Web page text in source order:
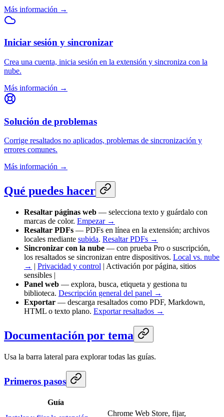
Más información →
Iniciar sesión y sincronizar
Crea una cuenta, inicia sesión en la extensión y sincroniza con la
nube.
Más información →
Solución de problemas
Corrige resaltados no aplicados, problemas de sincronización y
errores comunes.
Más información →
Qué puedes hacer
Resaltar páginas web — selecciona texto y guárdalo con
marcas de color. Empezar →
Resaltar PDFs — PDFs en línea en la extensión; archivos
locales mediante subida. Resaltar PDFs →
Sincronizar con la nube — con prueba Pro o suscripción,
los resaltados se sincronizan entre dispositivos. Local vs. nube
→ | Privacidad y control | Activación por página, sitios
sensibles |
Panel web — explora, busca, etiqueta y gestiona tu
biblioteca. Descripción general del panel →
Exportar — descarga resaltados como PDF, Markdown,
HTML o texto plano. Exportar resaltados →
Documentación por tema
Usa la barra lateral para explorar todas las guías.
Primeros pasos
Guía
Chrome Web Store, fijar,